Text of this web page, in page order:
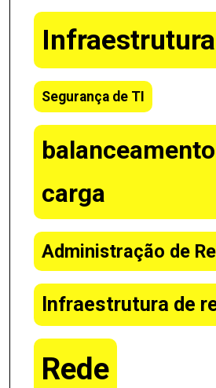
Segurança de TI
carga
Administração de
Infraestrutura de
Rede